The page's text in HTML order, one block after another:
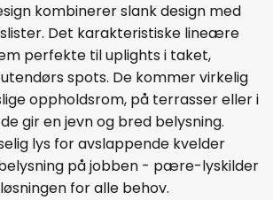
kombinerer slank design med
Det karakteristiske lineære
perfekte til uplights i taket,
spots. De kommer virkelig
oppholdsrom, på terrasser eller i
gir en jevn og bred belysning.
lys for avslappende kvelder
på jobben - pære-lyskilder
for alle behov.